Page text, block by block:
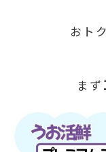
おト
まず